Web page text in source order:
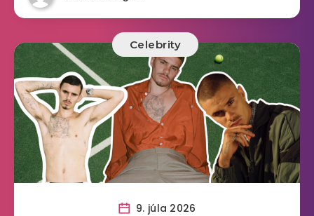
Celebrity
9. júla 2026